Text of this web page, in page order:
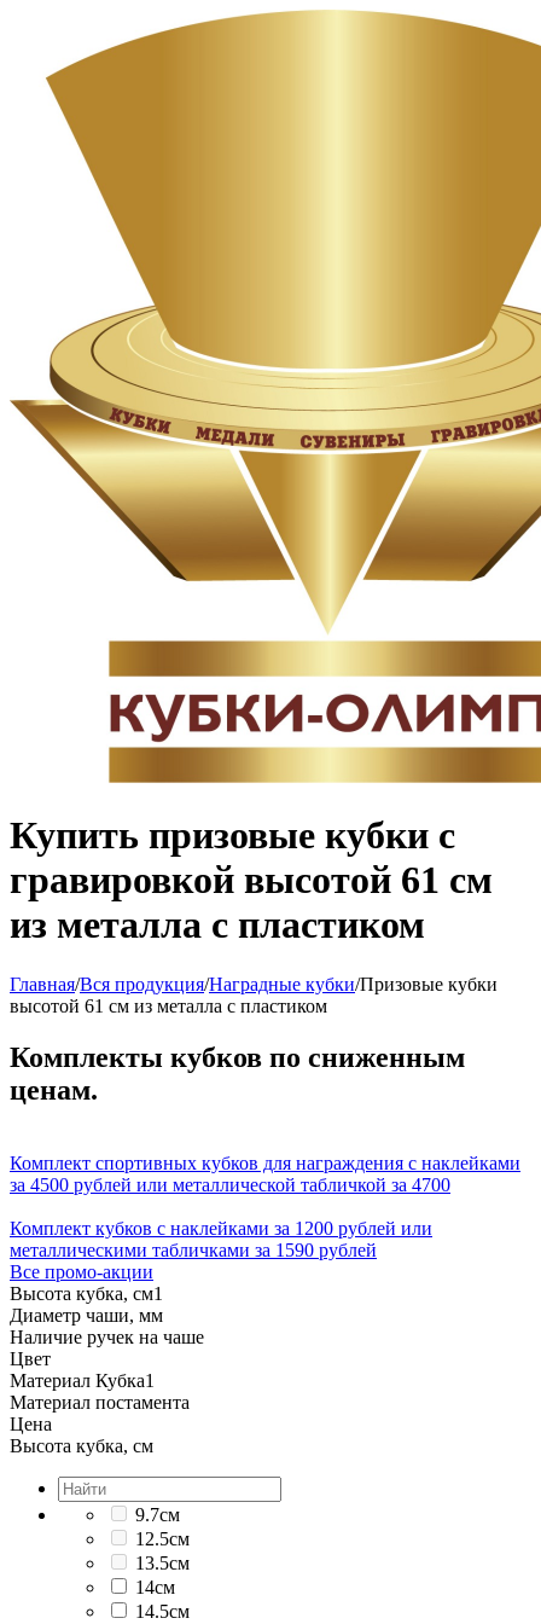
Купить призовые кубки с
гравировкой высотой 61 см
из металла с пластиком
Главная/Вся продукция/Наградные кубки/Призовые кубки
высотой 61 см из металла с пластиком
Комплекты кубков по сниженным
ценам.
Комплект спортивных кубков для награждения с наклейками
за 4500 рублей или металлической табличкой за 4700
Комплект кубков с наклейками за 1200 рублей или
металлическими табличками за 1590 рублей
Все промо-акции
Высота кубка, см1
Диаметр чаши, мм
Наличие ручек на чаше
Цвет
Материал Кубка1
Материал постамента
Цена
Высота кубка, см
9.7см
12.5см
13.5см
14см
14.5см